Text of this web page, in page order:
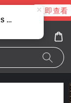
立即查看
你的名字 君の名は。RADWIMPS 原聲帶 【新海誠｜2027/4月 再版】（黑膠唱片 2LP）